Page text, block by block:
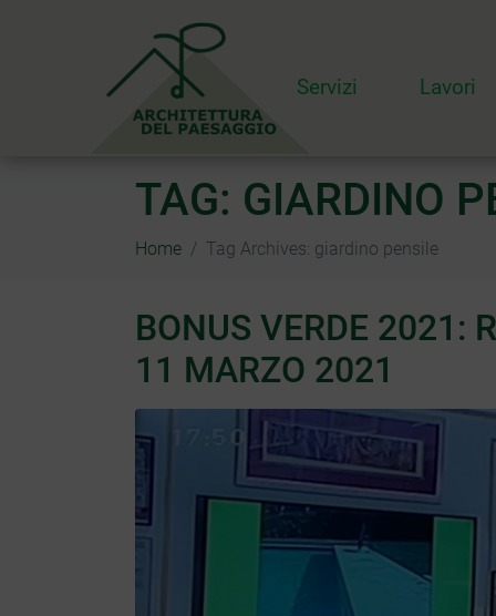
Servizi Lavori
TAG: GIARDINO
Home Tag Archives: giardino pensile
BONUS VERDE 2021:
11 MARZO 2021